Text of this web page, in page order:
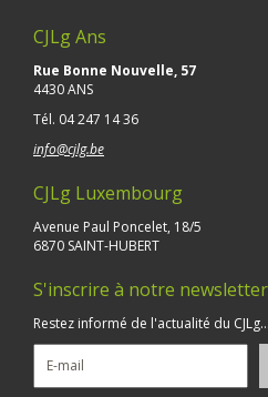
CJLg Ans
Rue Bonne Nouvelle, 57
4430 ANS
Tél. 04 247 14 36
info@cjlg.be
CJLg Luxembourg
Avenue Paul Poncelet, 18/5
6870 SAINT-HUBERT
S'inscrire à notre newsletter
Restez informé de l'actualité du CJLg...